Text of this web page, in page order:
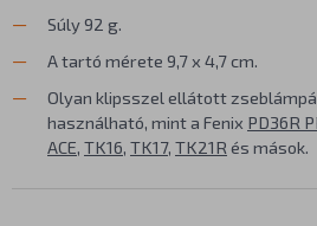
Súly 92 g.
A tartó mérete 9,7 x 4,7 cm.
Olyan klipsszel ellátott
használható, mint a Fenix PD36R
ACE, TK16, TK17, TK21R és mások.